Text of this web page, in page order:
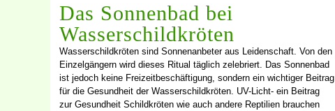
Das Sonnenbad bei
Wasserschildkröten
Wasserschildkröten sind Sonnenanbeter aus Leidenschaft. Von den
Einzelgängern wird dieses Ritual täglich zelebriert. Das Sonnenbad
ist jedoch keine Freizeitbeschäftigung, sondern ein wichtiger Beitrag
für die Gesundheit der Wasserschildkröten. UV-Licht- ein Beitrag
zur Gesundheit Schildkröten wie auch andere Reptilien brauchen